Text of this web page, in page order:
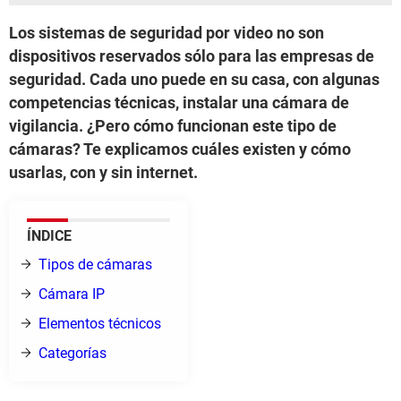
Los sistemas de seguridad por video no son
dispositivos reservados sólo para las empresas de
seguridad. Cada uno puede en su casa, con algunas
competencias técnicas, instalar una cámara de
vigilancia. ¿Pero cómo funcionan este tipo de
cámaras? Te explicamos cuáles existen y cómo
usarlas, con y sin internet.
ÍNDICE
Tipos de cámaras
Cámara IP
Elementos técnicos
Categorías